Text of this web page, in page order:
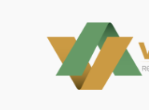
contenu